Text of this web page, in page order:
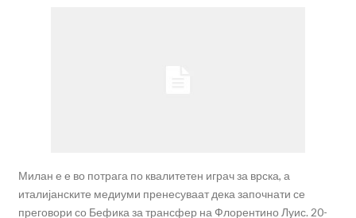
Милан е е во потрага по квалитетен играч за врска, а
италијанските медиуми пренесуваат дека започнати се
преговори со Бефика за трансфер на Флорентино Луис. 20-